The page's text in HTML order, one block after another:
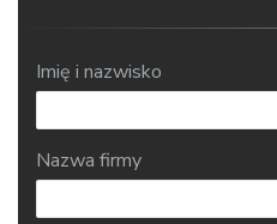
Imię i nazwisko
Nazwa firmy